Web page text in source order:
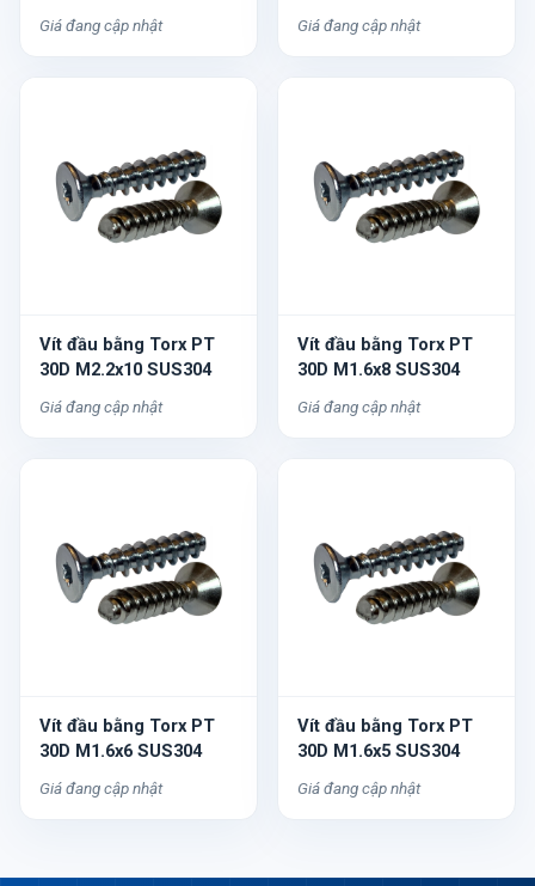
Giá đang cập nhật Giá đang cập nhật
Vít đầu bằng Torx PT
30D M2.2x10 SUS304
Giá đang cập nhật
Vít đầu bằng Torx PT
30D M1.6x8 SUS304
Giá đang cập nhật
Vít đầu bằng Torx PT
30D M1.6x6 SUS304
Giá đang cập nhật
Vít đầu bằng Torx PT
30D M1.6x5 SUS304
Giá đang cập nhật